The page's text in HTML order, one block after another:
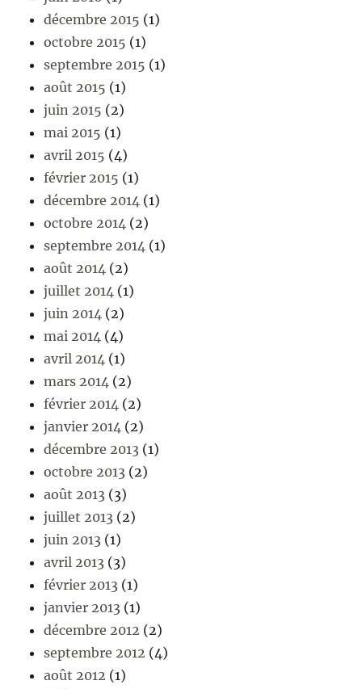
décembre 2015 (1)
octobre 2015 (1)
septembre 2015 (1)
août 2015 (1)
juin 2015 (2)
mai 2015 (1)
avril 2015 (4)
février 2015 (1)
décembre 2014 (1)
octobre 2014 (2)
septembre 2014 (1)
août 2014 (2)
juillet 2014 (1)
juin 2014 (2)
mai 2014 (4)
avril 2014 (1)
mars 2014 (2)
février 2014 (2)
janvier 2014 (2)
décembre 2013 (1)
octobre 2013 (2)
août 2013 (3)
juillet 2013 (2)
juin 2013 (1)
avril 2013 (3)
février 2013 (1)
janvier 2013 (1)
décembre 2012 (2)
septembre 2012 (4)
août 2012 (1)